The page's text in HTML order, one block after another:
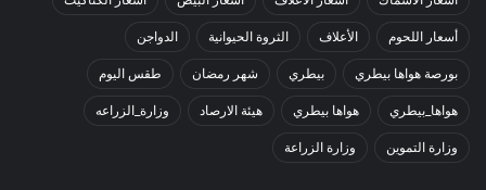
أسعار اللحوم الأعلاف الثروة الحيوانية الدواجن
بورصة هواها بيطري بيطري شهر رمضان طقس اليوم
هواها_بيطري هواها بيطري هيئة الارصاد وزارة_الزراعه
وزارة التموين وزارة الزراعة